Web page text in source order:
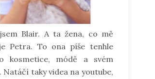
Blair. A ta žena, co mě
Petra. To ona píše tenhle
kosmetice, módě a svém
Natáčí taky videa na youtube,